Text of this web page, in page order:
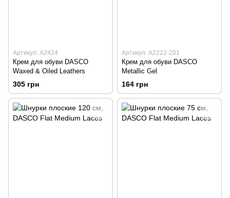
Артикул: А2424
Крем для обуви DASCO
Waxed & Oiled Leathers
305 грн
Артикул: А2222-201
Крем для обуви DASCO
Metallic Gel
164 грн